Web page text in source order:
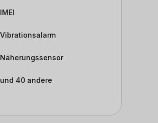
IMEI
Vibrationsalarm
Näherungssensor
und 40 andere